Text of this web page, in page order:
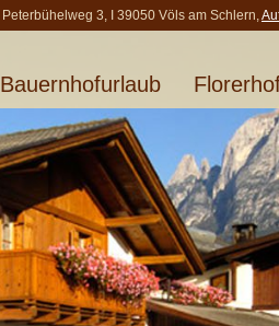
Peterbühelweg 3, I 39050 Völs am Schlern,
Bauernhofurlaub